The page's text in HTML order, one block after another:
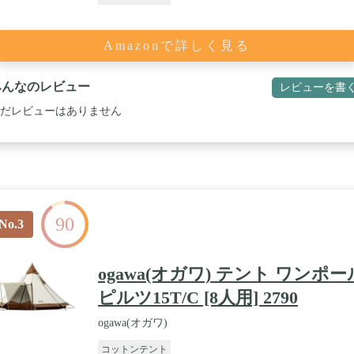
Amazonで詳しく見る
なのレビュー レビューを書
レビューはありません
90
ogawa(オガワ) テント ワンポー
ピルツ15T/C [8人用] 2790
ogawa(オガワ)
コットンテント